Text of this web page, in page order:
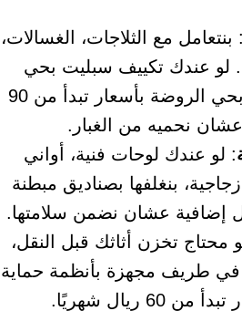
: بنتعامل مع الثلاجات، الغسالات،
لو عندك تكييف سبليت بحي
المروج، بنفكه ونركبه بحي الروضة بأسعار تبدأ من 90
نحميه من الغبار.
: لو عندك لوحات فنية، أواني
بنغلفها بصناديق مبطنة
محتاج تخزن أثاثك قبل النقل،
في طريف مجهزة بأنظمة حماية
ضد الغبار والبرد بأسعار تبدأ من 60 ريال شهريًا.